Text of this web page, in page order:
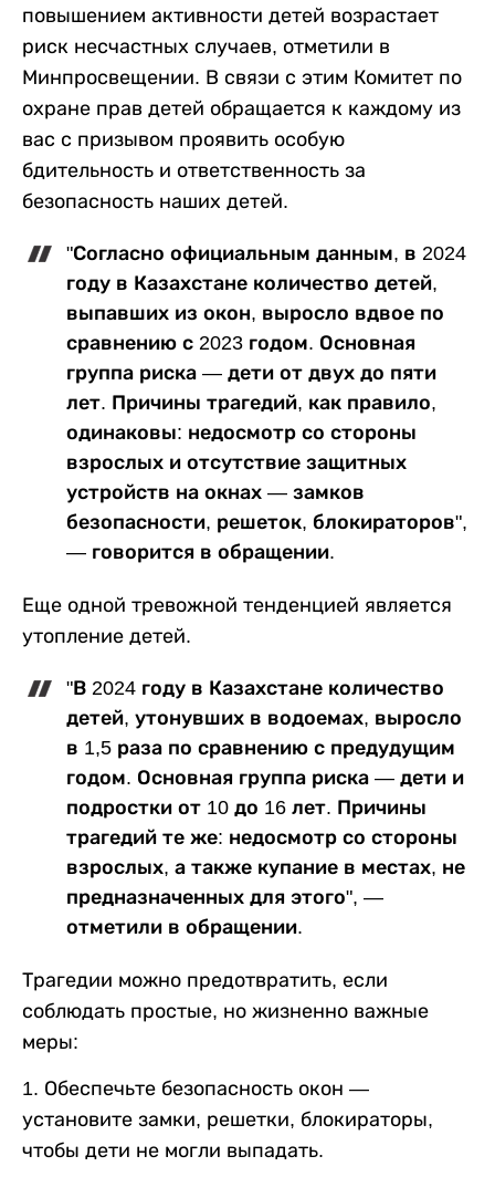
повышением активности детей возрастает
риск несчастных случаев, отметили в
Минпросвещении. В связи с этим Комитет по
охране прав детей обращается к каждому из
вас с призывом проявить особую
бдительность и ответственность за
безопасность наших детей.
"Согласно официальным данным, в 2024
году в Казахстане количество детей,
выпавших из окон, выросло вдвое по
сравнению с 2023 годом. Основная
группа риска — дети от двух до пяти
лет. Причины трагедий, как правило,
одинаковы: недосмотр со стороны
взрослых и отсутствие защитных
устройств на окнах — замков
безопасности, решеток, блокираторов",
— говорится в обращении.
Еще одной тревожной тенденцией является
утопление детей.
"В 2024 году в Казахстане количество
детей, утонувших в водоемах, выросло
в 1,5 раза по сравнению с предудущим
годом. Основная группа риска — дети и
подростки от 10 до 16 лет. Причины
трагедий те же: недосмотр со стороны
взрослых, а также купание в местах, не
предназначенных для этого", —
отметили в обращении.
Трагедии можно предотвратить, если
соблюдать простые, но жизненно важные
меры:
1. Обеспечьте безопасность окон —
установите замки, решетки, блокираторы,
чтобы дети не могли выпадать.